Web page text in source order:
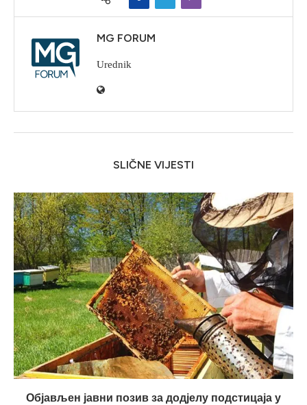
MG FORUM
Urednik
SLIČNE VIJESTI
Објављен јавни позив за додјелу подстицаја у